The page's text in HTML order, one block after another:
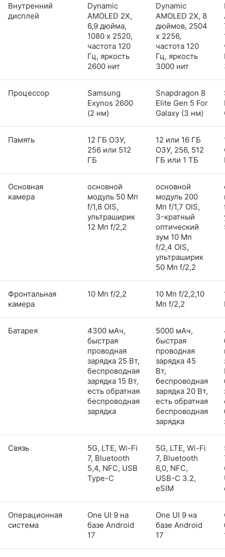
Внутренний
дисплей
Dynamic
AMOLED 2X,
6,9 дюйма,
1080 x 2520,
частота 120
Гц, яркость
2600 нит
Dynamic
AMOLED 2X, 8
дюймов, 2504
x 2256,
частота 120
Гц, яркость
3000 нит
Процессор
Samsung
Exynos 2600
(2 нм)
Snapdragon 8
Elite Gen 5 For
Galaxy (3 нм)
Память
12 ГБ ОЗУ,
256 или 512
ГБ
12 или 16 ГБ
ОЗУ, 256, 512
ГБ или 1 ТБ
Основная
камера
основной
модуль 50 Мп
f/1,8 OIS,
ультраширик
12 Мп f/2,2
основной
модуль 200
Мп f/1,7 OIS,
3-кратный
оптический
зум 10 Мп
f/2,4 OIS,
ультраширик
50 Мп f/2,2
Фронтальная
камера
10 Мп f/2,2
10 Мп f/2,2,10
Мп f/2,2
Батарея
4300 мАч,
быстрая
проводная
зарядка 25 Вт,
беспроводная
зарядка 15 Вт,
есть обратная
беспроводная
зарядка
5000 мАч,
быстрая
проводная
зарядка 45
Вт,
беспроводная
зарядка 20 Вт,
есть обратная
беспроводная
зарядка
Связь
5G, LTE, Wi-Fi
7, Bluetooth
5,4, NFC, USB
Type-C
5G, LTE, Wi-Fi
7, Bluetooth
6,0, NFC,
USB-C 3.2,
eSIM
Операционная
система
One UI 9 на
базе Android
17
One UI 9 на
базе Android
17